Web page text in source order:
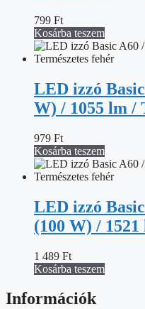
799 Ft
Kosárba teszem
LED izzó
W) / 1055 lm /
979 Ft
Kosárba teszem
LED izzó
(100 W) /
1 489 Ft
Kosárba teszem
Információk